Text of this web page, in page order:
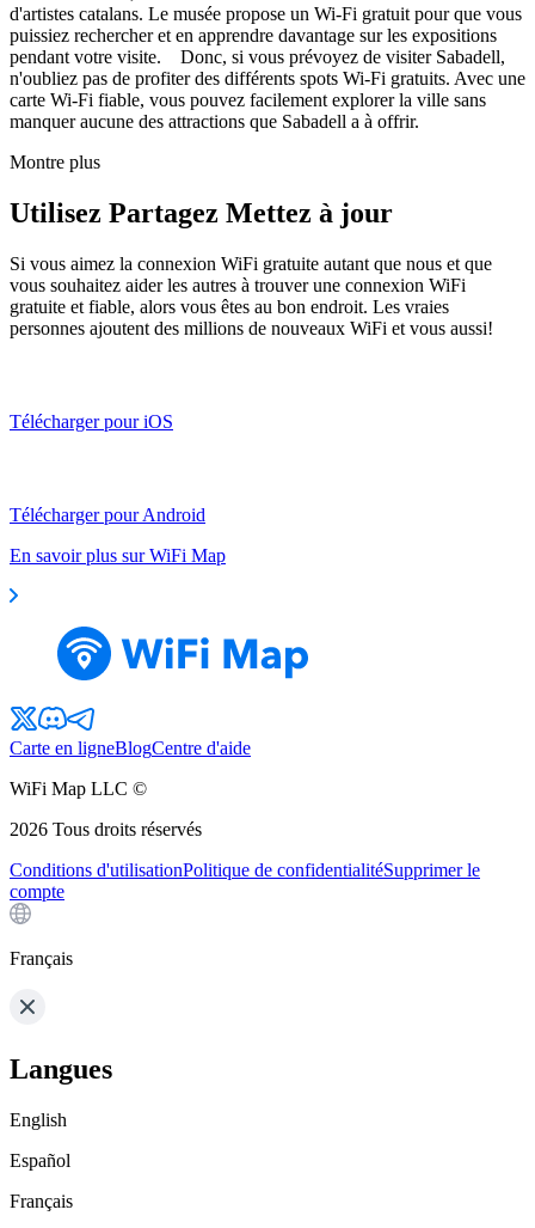
d'artistes catalans. Le musée propose un Wi-Fi gratuit pour que vous
puissiez rechercher et en apprendre davantage sur les expositions
pendant votre visite. Donc, si vous prévoyez de visiter Sabadell,
n'oubliez pas de profiter des différents spots Wi-Fi gratuits. Avec une
carte Wi-Fi fiable, vous pouvez facilement explorer la ville sans
manquer aucune des attractions que Sabadell a à offrir.
Montre plus
Utilisez Partagez Mettez à jour
Si vous aimez la connexion WiFi gratuite autant que nous et que
vous souhaitez aider les autres à trouver une connexion WiFi
gratuite et fiable, alors vous êtes au bon endroit. Les vraies
personnes ajoutent des millions de nouveaux WiFi et vous aussi!
Télécharger pour iOS
Télécharger pour Android
En savoir plus sur WiFi Map
Carte en ligneBlogCentre d'aide
WiFi Map LLC ©
2026 Tous droits réservés
Conditions d'utilisationPolitique de confidentialitéSupprimer le
compte
Français
Langues
English
Español
Français